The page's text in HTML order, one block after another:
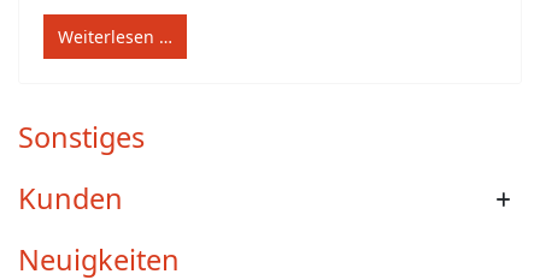
Weiterlesen …
Sonstiges
Kunden
Neuigkeiten